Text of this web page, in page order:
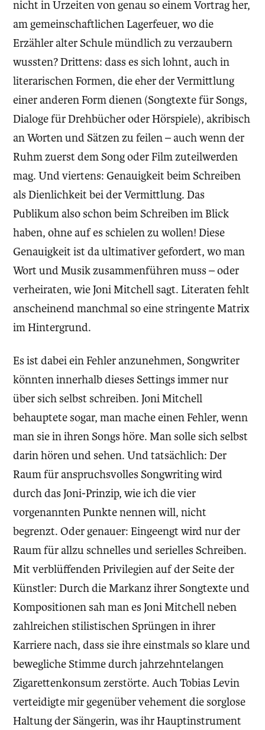
nicht in Urzeiten von genau so einem Vortrag her,
am gemeinschaftlichen Lagerfeuer, wo die
Erzähler alter Schule mündlich zu verzaubern
wussten? Drittens: dass es sich lohnt, auch in
literarischen Formen, die eher der Vermittlung
einer anderen Form dienen (Songtexte für Songs,
Dialoge für Drehbücher oder Hörspiele), akribisch
an Worten und Sätzen zu feilen – auch wenn der
Ruhm zuerst dem Song oder Film zuteilwerden
mag. Und viertens: Genauigkeit beim Schreiben
als Dienlichkeit bei der Vermittlung. Das
Publikum also schon beim Schreiben im Blick
haben, ohne auf es schielen zu wollen! Diese
Genauigkeit ist da ultimativer gefordert, wo man
Wort und Musik zusammenführen muss – oder
verheiraten, wie Joni Mitchell sagt. Literaten fehlt
anscheinend manchmal so eine stringente Matrix
im Hintergrund.
Es ist dabei ein Fehler anzunehmen, Songwriter
könnten innerhalb dieses Settings immer nur
über sich selbst schreiben. Joni Mitchell
behauptete sogar, man mache einen Fehler, wenn
man sie in ihren Songs höre. Man solle sich selbst
darin hören und sehen. Und tatsächlich: Der
Raum für anspruchsvolles Songwriting wird
durch das Joni-Prinzip, wie ich die vier
vorgenannten Punkte nennen will, nicht
begrenzt. Oder genauer: Eingeengt wird nur der
Raum für allzu schnelles und serielles Schreiben.
Mit verblüffenden Privilegien auf der Seite der
Künstler: Durch die Markanz ihrer Songtexte und
Kompositionen sah man es Joni Mitchell neben
zahlreichen stilistischen Sprüngen in ihrer
Karriere nach, dass sie ihre einstmals so klare und
bewegliche Stimme durch jahrzehntelangen
Zigarettenkonsum zerstörte. Auch Tobias Levin
verteidigte mir gegenüber vehement die sorglose
Haltung der Sängerin, was ihr Hauptin­strument